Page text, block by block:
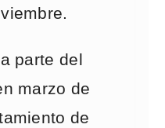
parte del
marzo de
de